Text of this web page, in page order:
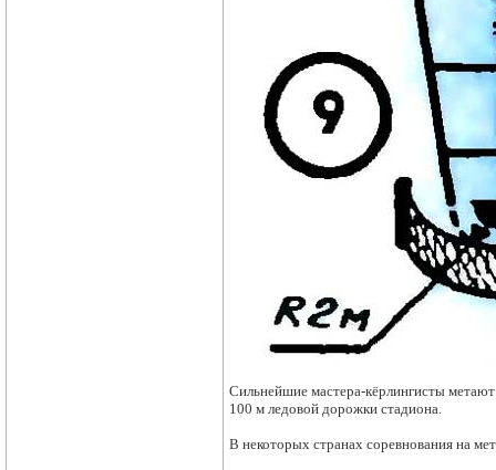
Сильнейшие мастера-кёрлингисты
100 м ледовой дорожки стадиона.
В некоторых странах соревнования на